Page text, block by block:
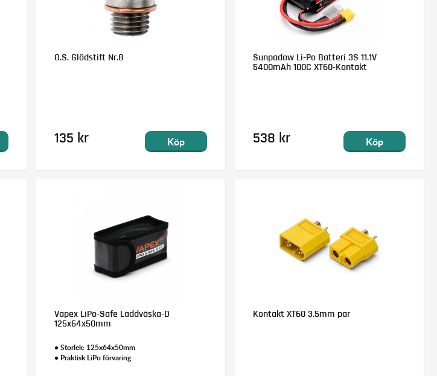
O.S. Glödstift Nr.8
135 kr Köp
Sunpadow Li-Po Batteri 3S 11.1V
5400mAh 100C XT60-Kontakt
538 kr Köp
Vapex LiPo-Safe Laddväska-D
125x64x50mm
• Storlek: 125x64x50mm
• Praktisk LiPo förvaring
Kontakt XT60 3.5mm par